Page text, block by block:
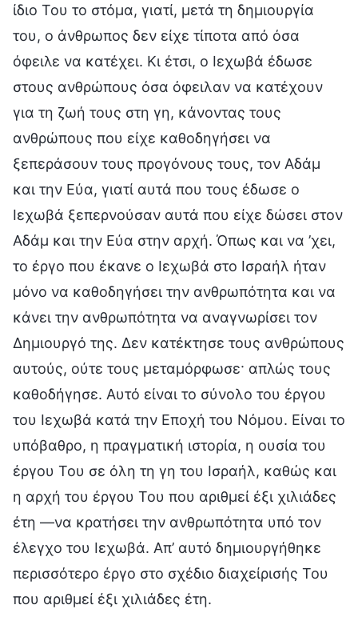
ίδιο Του το στόμα, γιατί, μετά τη δημιουργία
του, ο άνθρωπος δεν είχε τίποτα από όσα
όφειλε να κατέχει. Κι έτσι, ο Ιεχωβά έδωσε
στους ανθρώπους όσα όφειλαν να κατέχουν
για τη ζωή τους στη γη, κάνοντας τους
ανθρώπους που είχε καθοδηγήσει να
ξεπεράσουν τους προγόνους τους, τον Αδάμ
και την Εύα, γιατί αυτά που τους έδωσε ο
Ιεχωβά ξεπερνούσαν αυτά που είχε δώσει στον
Αδάμ και την Εύα στην αρχή. Όπως και να ’χει,
το έργο που έκανε ο Ιεχωβά στο Ισραήλ ήταν
μόνο να καθοδηγήσει την ανθρωπότητα και να
κάνει την ανθρωπότητα να αναγνωρίσει τον
Δημιουργό της. Δεν κατέκτησε τους ανθρώπους
αυτούς, ούτε τους μεταμόρφωσε· απλώς τους
καθοδήγησε. Αυτό είναι το σύνολο του έργου
του Ιεχωβά κατά την Εποχή του Νόμου. Είναι το
υπόβαθρο, η πραγματική ιστορία, η ουσία του
έργου Του σε όλη τη γη του Ισραήλ, καθώς και
η αρχή του έργου Του που αριθμεί έξι χιλιάδες
έτη —να κρατήσει την ανθρωπότητα υπό τον
έλεγχο του Ιεχωβά. Απ’ αυτό δημιουργήθηκε
περισσότερο έργο στο σχέδιο διαχείρισής Του
που αριθμεί έξι χιλιάδες έτη.